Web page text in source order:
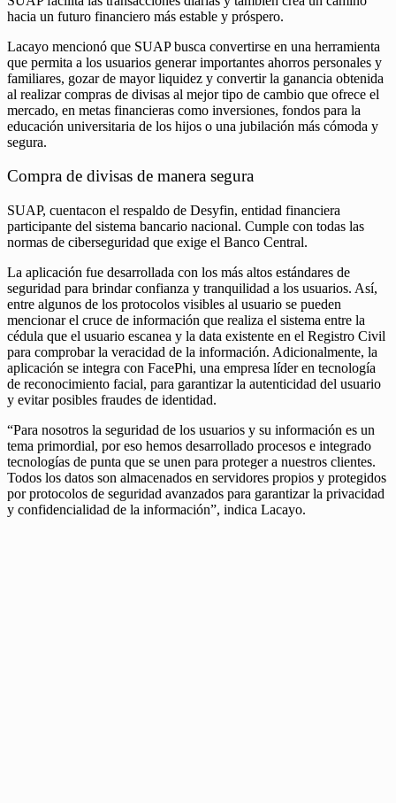
hacia un futuro financiero más estable y próspero.
Lacayo mencionó que SUAP busca convertirse en una herramienta
que permita a los usuarios generar importantes ahorros personales y
familiares, gozar de mayor liquidez y convertir la ganancia obtenida
al realizar compras de divisas al mejor tipo de cambio que ofrece el
mercado, en metas financieras como inversiones, fondos para la
educación universitaria de los hijos o una jubilación más cómoda y
segura.
Compra de divisas de manera segura
SUAP, cuentacon el respaldo de Desyfin, entidad financiera
participante del sistema bancario nacional. Cumple con todas las
normas de ciberseguridad que exige el Banco Central.
La aplicación fue desarrollada con los más altos estándares de
seguridad para brindar confianza y tranquilidad a los usuarios. Así,
entre algunos de los protocolos visibles al usuario se pueden
mencionar el cruce de información que realiza el sistema entre la
cédula que el usuario escanea y la data existente en el Registro Civil
para comprobar la veracidad de la información. Adicionalmente, la
aplicación se integra con FacePhi, una empresa líder en tecnología
de reconocimiento facial, para garantizar la autenticidad del usuario
y evitar posibles fraudes de identidad.
“Para nosotros la seguridad de los usuarios y su información es un
tema primordial, por eso hemos desarrollado procesos e integrado
tecnologías de punta que se unen para proteger a nuestros clientes.
Todos los datos son almacenados en servidores propios y protegidos
por protocolos de seguridad avanzados para garantizar la privacidad
y confidencialidad de la información”, indica Lacayo.